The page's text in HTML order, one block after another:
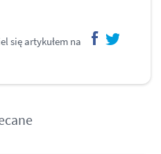
się artykułem na